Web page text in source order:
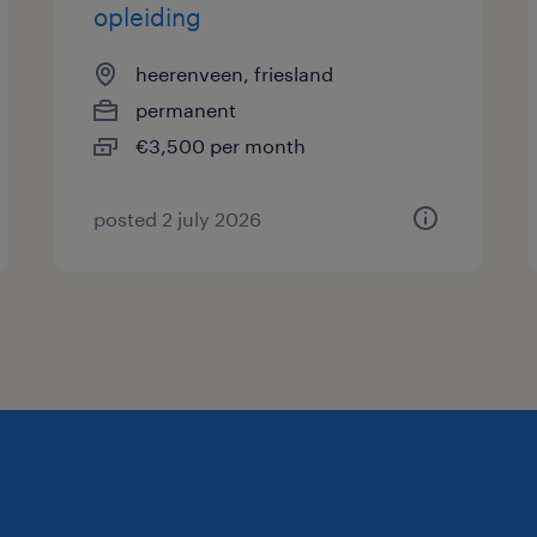
opleiding
heerenveen, friesland
permanent
€3,500 per month
posted 2 july 2026